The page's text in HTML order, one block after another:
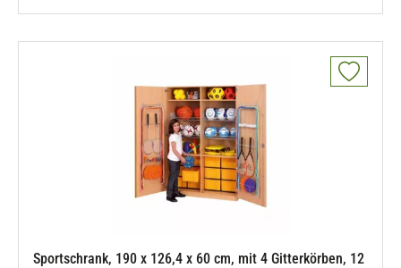
Sportschrank, 190 x 126,4 x 60 cm, mit 4 Gitterkörben, 12